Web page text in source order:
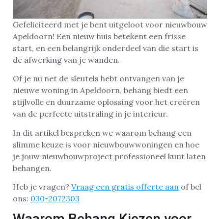
Gefeliciteerd met je bent uitgeloot voor nieuwbouw
Apeldoorn! Een nieuw huis betekent een frisse
start, en een belangrijk onderdeel van die start is
de afwerking van je wanden.
Of je nu net de sleutels hebt ontvangen van je
nieuwe woning in Apeldoorn, behang biedt een
stijlvolle en duurzame oplossing voor het creëren
van de perfecte uitstraling in je interieur.
In dit artikel bespreken we waarom behang een
slimme keuze is voor nieuwbouwwoningen en hoe
je jouw nieuwbouwproject professioneel kunt laten
behangen.
Heb je vragen? Vraag een gratis offerte aan of bel
ons: 030-2072303